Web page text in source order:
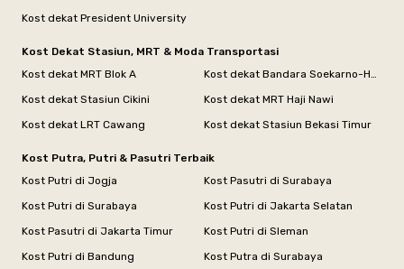
Kost dekat President University
Kost Dekat Stasiun, MRT & Moda Transportasi
Kost dekat MRT Blok A
Kost dekat Bandara Soekarno-Hatta
Kost dekat Stasiun Cikini
Kost dekat MRT Haji Nawi
Kost dekat LRT Cawang
Kost dekat Stasiun Bekasi Timur
Kost Putra, Putri & Pasutri Terbaik
Kost Putri di Jogja
Kost Pasutri di Surabaya
Kost Putri di Surabaya
Kost Putri di Jakarta Selatan
Kost Pasutri di Jakarta Timur
Kost Putri di Sleman
Kost Putri di Bandung
Kost Putra di Surabaya